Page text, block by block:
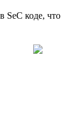
SeC коде, что